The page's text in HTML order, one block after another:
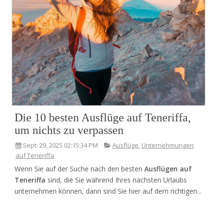
Die 10 besten Ausflüge auf Teneriffa,
um nichts zu verpassen
Sept. 29, 2025 02:15:34 PM Ausflüge, Unternehmungen
auf Teneriffa
Wenn Sie auf der Suche nach den besten Ausflügen auf
Teneriffa sind, die Sie während Ihres nächsten Urlaubs
unternehmen können, dann sind Sie hier auf dem richtigen...